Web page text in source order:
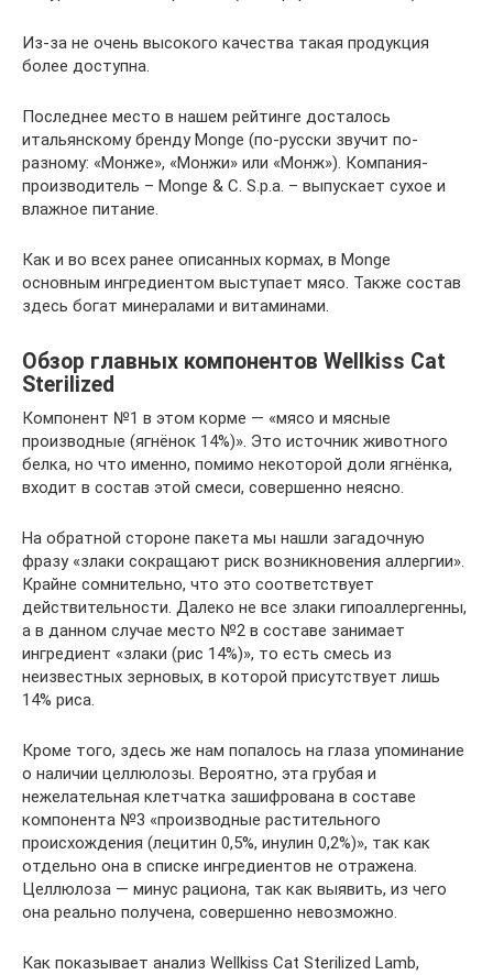
Из-за не очень высокого качества такая продукция
более доступна.
Последнее место в нашем рейтинге досталось
итальянскому бренду Monge (по-русски звучит по-
разному: «Монже», «Монжи» или «Монж»). Компания-
производитель – Monge & C. S.p.a. – выпускает сухое и
влажное питание.
Как и во всех ранее описанных кормах, в Monge
основным ингредиентом выступает мясо. Также состав
здесь богат минералами и витаминами.
Обзор главных компонентов Wellkiss Cat
Sterilized
Компонент №1 в этом корме — «мясо и мясные
производные (ягнёнок 14%)». Это источник животного
белка, но что именно, помимо некоторой доли ягнёнка,
входит в состав этой смеси, совершенно неясно.
На обратной стороне пакета мы нашли загадочную
фразу «злаки сокращают риск возникновения аллергии».
Крайне сомнительно, что это соответствует
действительности. Далеко не все злаки гипоаллергенны,
а в данном случае место №2 в составе занимает
ингредиент «злаки (рис 14%)», то есть смесь из
неизвестных зерновых, в которой присутствует лишь
14% риса.
Кроме того, здесь же нам попалось на глаза упоминание
о наличии целлюлозы. Вероятно, эта грубая и
нежелательная клетчатка зашифрована в составе
компонента №3 «производные растительного
происхождения (лецитин 0,5%, инулин 0,2%)», так как
отдельно она в списке ингредиентов не отражена.
Целлюлоза — минус рациона, так как выявить, из чего
она реально получена, совершенно невозможно.
Как показывает анализ Wellkiss Cat Sterilized Lamb,